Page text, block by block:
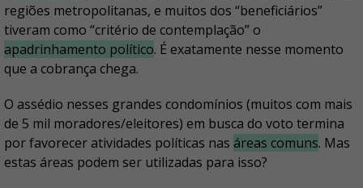
regiões metropolitanas, e muitos dos “beneficiários”
tiveram como “critério de contemplação” o
apadrinhamento político. É exatamente nesse momento
que a cobrança chega.
O assédio nesses grandes condomínios (muitos com mais
de 5 mil moradores/eleitores) em busca do voto termina
por favorecer atividades políticas nas áreas comuns. Mas
estas áreas podem ser utilizadas para isso?